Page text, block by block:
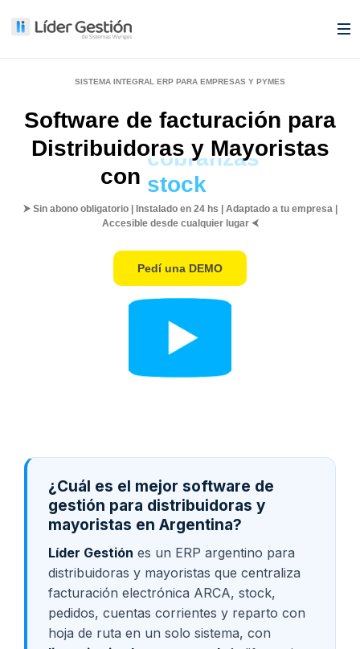
SISTEMA INTEGRAL ERP PARA EMPRESAS Y PYMES
Software de facturación para
Distribuidoras y Mayoristas
con cobranzas
⮞ Sin abono obligatorio | Instalado en 24 hs | Adaptado a tu empresa |
Accesible desde cualquier lugar ⮜
Pedí una DEMO
¿Cuál es el mejor software de
gestión para distribuidoras y
mayoristas en Argentina?
Líder Gestión es un ERP argentino para
distribuidoras y mayoristas que centraliza
facturación electrónica ARCA, stock,
pedidos, cuentas corrientes y reparto con
hoja de ruta en un solo sistema, con